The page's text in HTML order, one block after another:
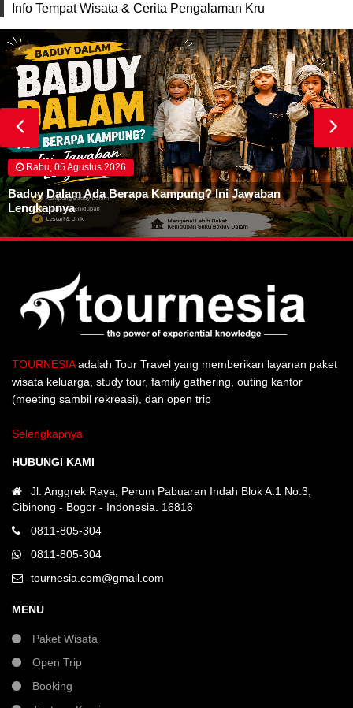
Info Tempat Wisata & Cerita Pengalaman Kru
Rabu, 05 Agustus 2026
Baduy Dalam Ada Berapa Kampung? Ini Jawaban
Lengkapnya
TOURNESIAadalah Tour Travel yang memberikan layanan paket
wisata keluarga, study tour, family gathering, outing kantor
(meeting sambil rekreasi), dan open trip
Selengkapnya
HUBUNGI KAMI
Jl. Anggrek Raya, Perum Pabuaran Indah Blok A.1 No:3,
Cibinong - Bogor - Indonesia. 16816
0811-805-304
0811-805-304
tournesia.com@gmail.com
MENU
Paket Wisata
Open Trip
Booking